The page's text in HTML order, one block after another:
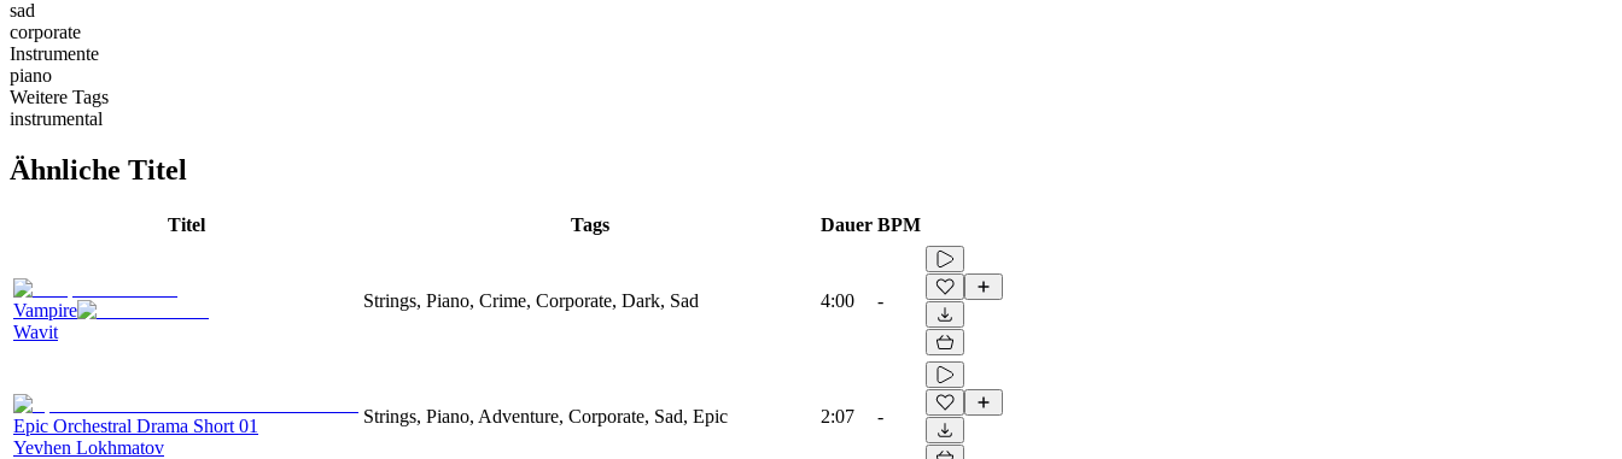
sad
corporate
Instrumente
piano
Weitere Tags
instrumental
Ähnliche Titel
Titel Tags Dauer BPM
Vampire
Wavit
Strings, Piano, Crime, Corporate, Dark, Sad 4:00 -
Epic Orchestral Drama Short 01
Yevhen Lokhmatov
Strings, Piano, Adventure, Corporate, Sad, Epic 2:07 -